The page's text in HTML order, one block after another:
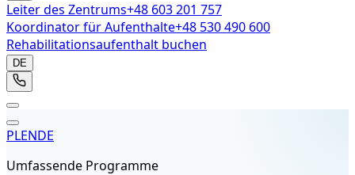
Leiter des Zentrums+48 603 201 757
Koordinator für Aufenthalte+48 530 490 600
Rehabilitationsaufenthalt buchen
DE
PLENDE
Umfassende Programme